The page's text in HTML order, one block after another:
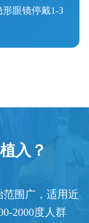
眼镜停戴1-3
入？
范围广，适用近
2000度人群